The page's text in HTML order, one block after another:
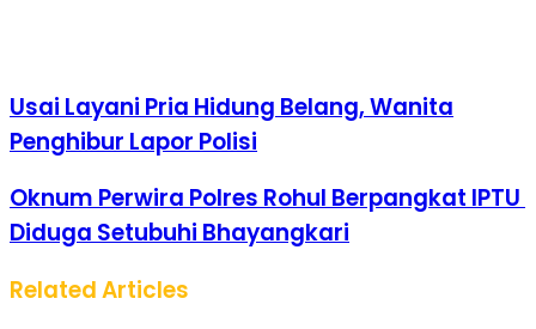
Usai Layani Pria Hidung Belang, Wanita
Penghibur Lapor Polisi
Oknum Perwira Polres Rohul Berpangkat IPTU
Diduga Setubuhi Bhayangkari
Related Articles